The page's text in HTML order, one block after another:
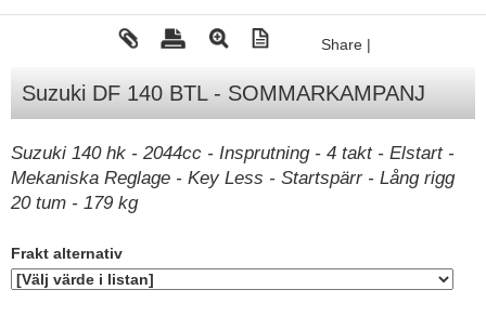
Mercury Servicedelar
Lowrance
Humminbird
Simrad
Båttillbehör
Hummertina
Share |
Suzuki DF 140 BTL - SOMMARKAMPANJ
Suzuki 140 hk - 2044cc - Insprutning - 4 takt - Elstart -
Mekaniska Reglage - Key Less - Startspärr - Lång rigg
20 tum - 179 kg
Frakt alternativ